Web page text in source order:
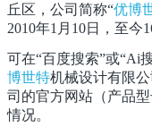
丘区，公司简称“优博
2010年1 月 10日 ，至今
可在“百度搜索”或“Ai
博世特机械设计有限公
司的官方网站（产品
情况。